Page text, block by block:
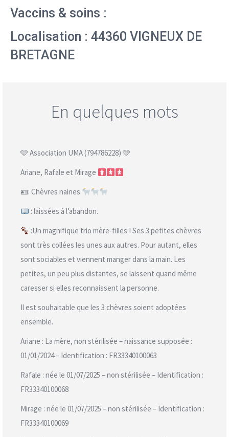
Vaccins & soins :
Localisation : 44360 VIGNEUX DE
BRETAGNE
En quelques mots
🩵 Association UMA (794786228) 🩵
Ariane, Rafale et Mirage
🪪: Chèvres naines
: laissées à l’abandon.
:Un magnifique trio mère-filles ! Ses 3 petites chèvres
sont très collées les unes aux autres. Pour autant, elles
sont sociables et viennent manger dans la main. Les
petites, un peu plus distantes, se laissent quand même
caresser si elles reconnaissent la personne.
Il est souhaitable que les 3 chèvres soient adoptées
ensemble.
Ariane : La mère, non stérilisée – naissance supposée :
01/01/2024 – Identification : FR33340100063
Rafale : née le 01/07/2025 – non stérilisée – Identification :
FR33340100068
Mirage : née le 01/07/2025 – non stérilisée – Identification :
FR33340100069